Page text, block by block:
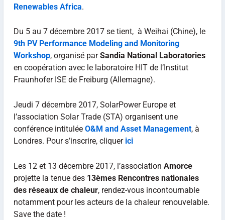
Renewables Africa.
Du 5 au 7 décembre 2017 se tient, à Weihai (Chine), le
9th PV Performance Modeling and Monitoring
Workshop, organisé parSandia National Laboratories
en coopération avec le laboratoire HIT de l’Institut
Fraunhofer ISE de Freiburg (Allemagne).
Jeudi 7 décembre 2017, SolarPower Europe et
l’association Solar Trade (STA) organisent une
conférence intitulée O&M and Asset Management, à
Londres. Pour s’inscrire, cliquer ici
Les 12 et 13 décembre 2017, l’association Amorce
projette la tenue des 13èmes Rencontres nationales
des réseaux de chaleur, rendez-vous incontournable
notamment pour les acteurs de la chaleur renouvelable.
Save the date !